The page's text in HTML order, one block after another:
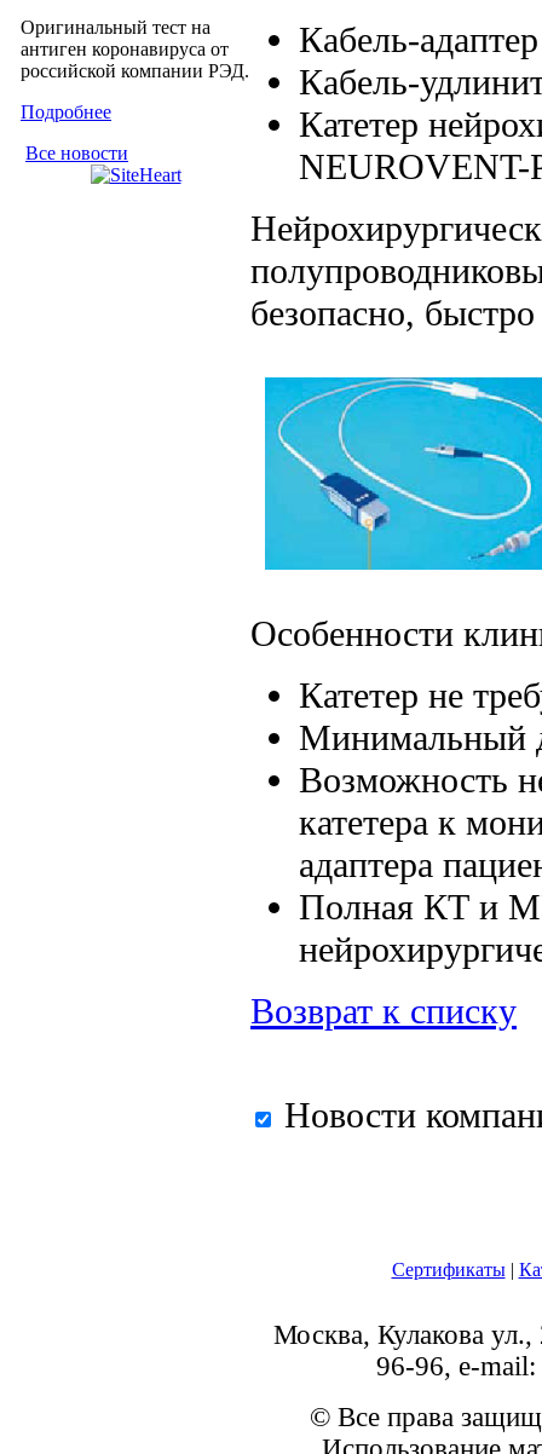
Оригинальный тест на
антиген коронавируса от
российской компании РЭД.
Подробнее
Все новости
Кабель-
Кабель-
Катетер
NEUROVENT-
безопасно,
Особенности
Катетер не
Минимальный
Возможность
катетера к
адаптера
Полная КТ и
Возврат к списку
Новости
Сертификаты|
Москва, Кулакова
96-96, e-
© Все права